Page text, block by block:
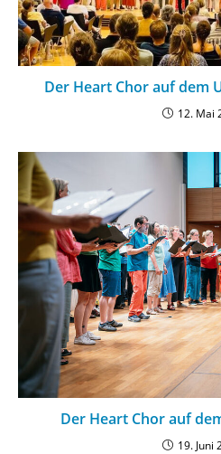
Der Heart Chor auf dem
12. Mai
Der Heart Chor auf
19. Juni